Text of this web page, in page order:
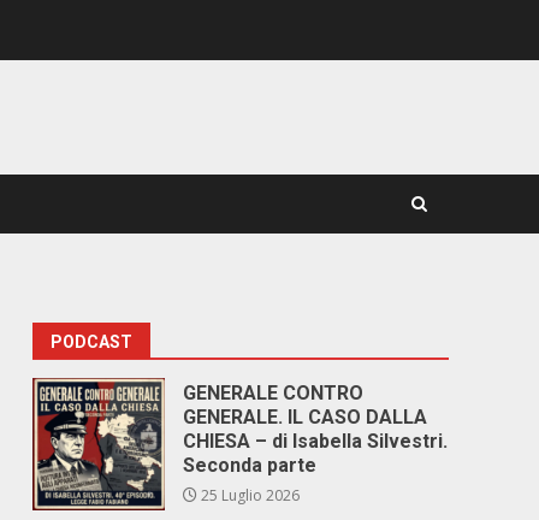
PODCAST
GENERALE CONTRO
GENERALE. IL CASO DALLA
CHIESA – di Isabella Silvestri.
Seconda parte
25 Luglio 2026